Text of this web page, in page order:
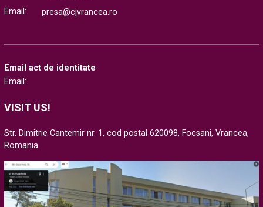
Email:
presa@cjvrancea.ro
Email act de identitate
Email:
VISIT US!
Str. Dimitrie Cantemir nr. 1, cod postal 620098, Focsani, Vrancea,
Romania